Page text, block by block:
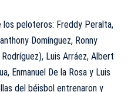
los peloteros: Freddy Peralta,
Domínguez, Ronny
Luis Arráez, Albert
Enmanuel De la Rosa y Luis
del béisbol entrenaron y